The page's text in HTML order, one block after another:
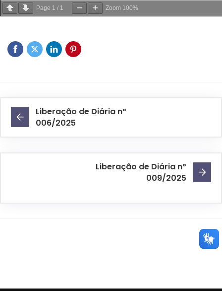
Page 1 / 1 Zoom 100%
Liberação de Diária nº
006/2025
Liberação de Diária nº
009/2025